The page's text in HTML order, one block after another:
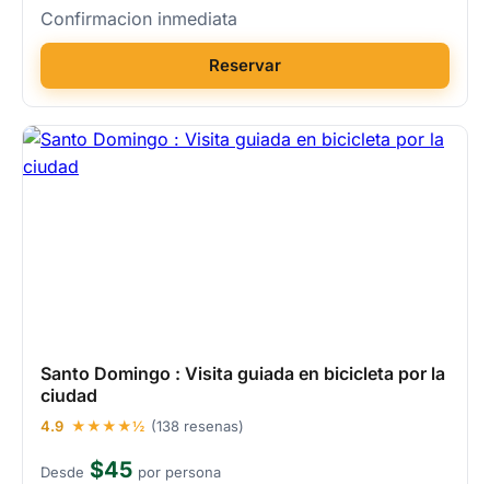
Confirmacion inmediata
Reservar
Santo Domingo : Visita guiada en bicicleta por la
ciudad
4.9 ★★★★½ (138 resenas)
Desde $45 por persona